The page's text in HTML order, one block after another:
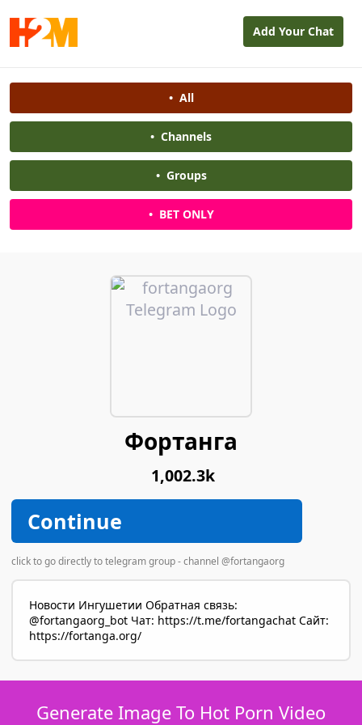
Add Your Chat
•All
• Channels
•Groups
•BET ONLY
Фортанга
1,002.3k
Continue
click to go directly to telegram group - channel @fortangaorg
Новости Ингушетии Обратная связь:
@fortangaorg_bot Чат: https://t.me/fortangachat Сайт:
https://fortanga.org/
Generate Image To Hot Porn Video